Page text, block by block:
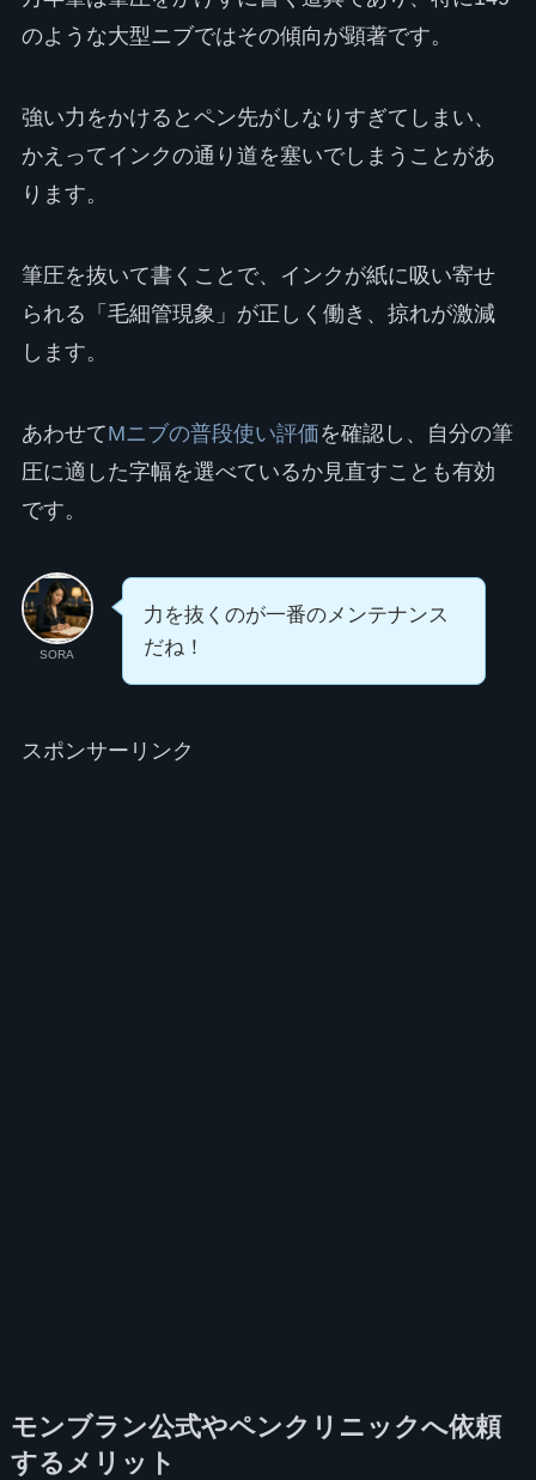
のような大型ニブではその傾向が顕著です。
強い力をかけるとペン先がしなりすぎてしまい、
かえってインクの通り道を塞いでしまうことがあ
ります。
筆圧を抜いて書くことで、インクが紙に吸い寄せ
られる「毛細管現象」が正しく働き、掠れが激減
します。
あわせてMニブの普段使い評価を確認し、自分の筆
圧に適した字幅を選べているか見直すことも有効
です。
SORA
力を抜くのが一番のメンテナンス
だね！
スポンサーリンク
モンブラン公式やペンクリニックへ依頼
するメリット